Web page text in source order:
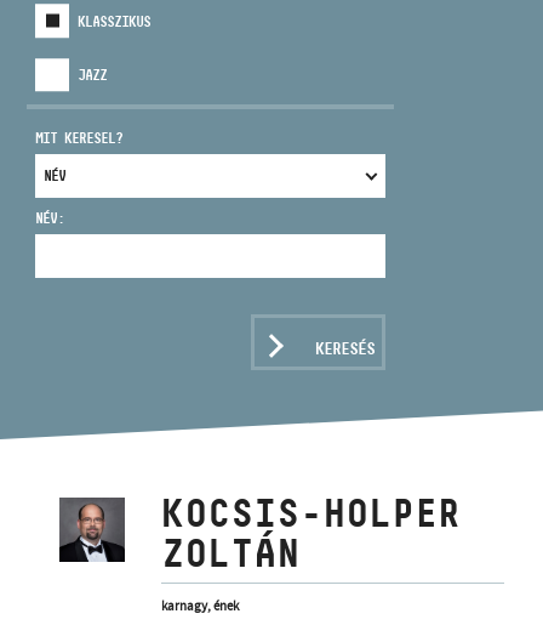
VIDEÓ GALÉRIA
NYITVA TARTÁS
KLASSZIKUS
JAZZ
MIT KERESEL?
NÉV:
KERESÉS
KOCSIS-HOLPER
ZOLTÁN
karnagy, ének